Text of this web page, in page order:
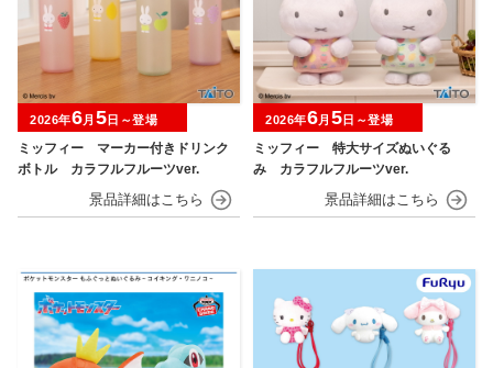
ミッフィー マーカー付きドリンク
ボトル カラフルフルーツver.
2026年6月 5日～登場
ミッフィー 特大サイズぬいぐる
み カラフルフルーツver.
2026年6月 5日～登場